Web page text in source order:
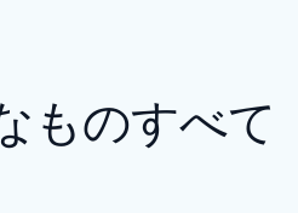
ものすべて